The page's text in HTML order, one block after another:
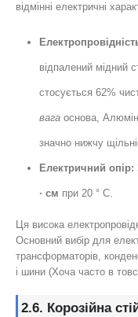
відмінні електричні
відпалений мідний
стосується 62%
вагаоснова,
значно нижчу
Електричний опір:
· см при 20 ° C.
Ця висока
Основний вибір для
трансформаторів,
і шини (Хоча часто в
2.6. Корозійна